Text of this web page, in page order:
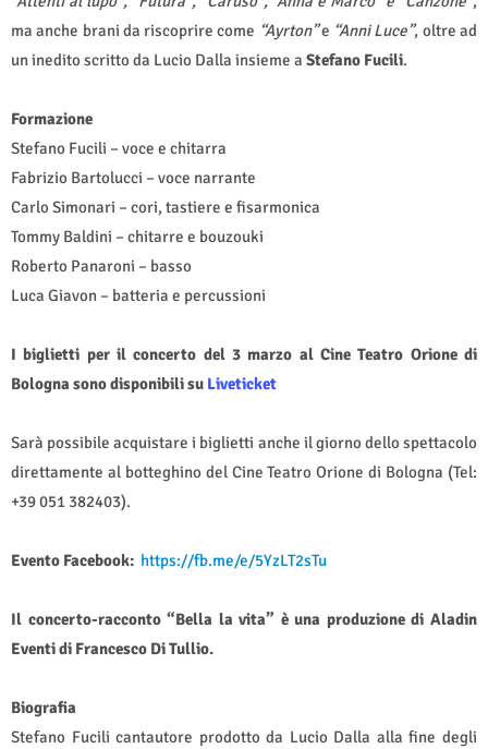
ma anche brani da riscoprire come “Ayrton”e “Anni Luce”, oltre ad
un inedito scritto da Lucio Dalla insieme a Stefano Fucili.
Formazione
Stefano Fucili – voce e chitarra
Fabrizio Bartolucci – voce narrante
Carlo Simonari – cori, tastiere e fisarmonica
Tommy Baldini – chitarre e bouzouki
Roberto Panaroni – basso
Luca Giavon – batteria e percussioni
I biglietti per il concerto del 3 marzo al Cine Teatro Orione di
Bologna sono disponibili su Liveticket
Sarà possibile acquistare i biglietti anche il giorno dello spettacolo
direttamente al botteghino del Cine Teatro Orione di Bologna (Tel:
+39 051 382403).
Evento Facebook: https://fb.me/e/5YzLT2sTu
Il concerto-racconto “Bella la vita” è una produzione di Aladin
Eventi di Francesco Di Tullio.
Biografia
Stefano Fucili cantautore prodotto da Lucio Dalla alla fine degli